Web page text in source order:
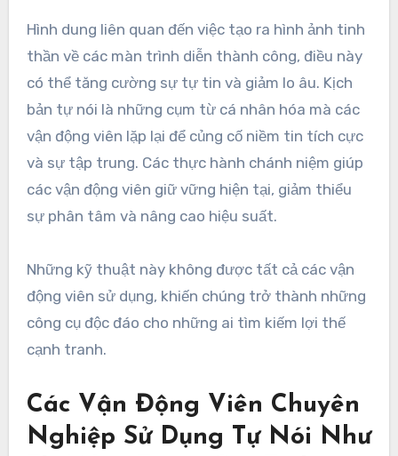
Hình dung liên quan đến việc tạo ra hình ảnh tinh
thần về các màn trình diễn thành công, điều này
có thể tăng cường sự tự tin và giảm lo âu. Kịch
bản tự nói là những cụm từ cá nhân hóa mà các
vận động viên lặp lại để củng cố niềm tin tích cực
và sự tập trung. Các thực hành chánh niệm giúp
các vận động viên giữ vững hiện tại, giảm thiểu
sự phân tâm và nâng cao hiệu suất.
Những kỹ thuật này không được tất cả các vận
động viên sử dụng, khiến chúng trở thành những
công cụ độc đáo cho những ai tìm kiếm lợi thế
cạnh tranh.
Các Vận Động Viên Chuyên
Nghiệp Sử Dụng Tự Nói Như